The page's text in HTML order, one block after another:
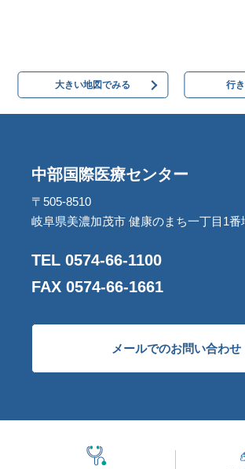
大きい地図でみる 行
中部国際医療センター
〒505-8510
岐阜県美濃加茂市 健康のまち一丁目1番
TEL 0574-66-1100
FAX 0574-66-1661
メールでのお問い合わせ